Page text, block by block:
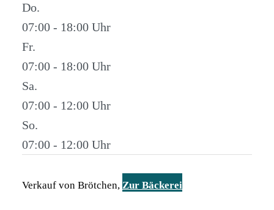
Do.
07:00 - 18:00
Fr.
07:00 - 18:00
Sa.
07:00 - 12:00
So.
07:00 - 12:00
Verkauf von Brötchen, Zur Bäckerei